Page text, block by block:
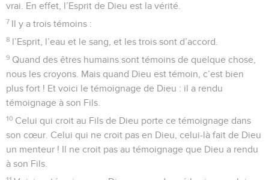
vrai. En effet, l’Esprit de Dieu est la vérité.
7 Il y a trois témoins :
8 l’Esprit, l’eau et le sang, et les trois sont d’accord.
9 Quand des êtres humains sont témoins de quelque chose,
nous les croyons. Mais quand Dieu est témoin, c’est bien
plus fort ! Et voici le témoignage de Dieu : il a rendu
témoignage à son Fils.
10 Celui qui croit au Fils de Dieu porte ce témoignage dans
son cœur. Celui qui ne croit pas en Dieu, celui-là fait de Dieu
un menteur ! Il ne croit pas au témoignage que Dieu a rendu
à son Fils.